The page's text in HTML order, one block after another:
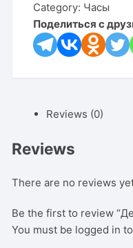
Category: Часы
Поделиться с
Reviews (0)
Reviews
There are no reviews
Be the first to review
You must be logged in